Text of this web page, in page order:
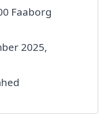
Faaborg
2025,